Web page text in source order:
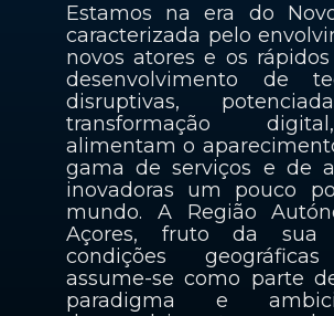
Estamos na era do
caracterizada pelo
novos atores e os
desenvolvimento de
disruptivas,
transformação
alimentam o
gama de serviços e de
inovadoras um pouco
mundo. A Região
Açores, fruto da sua
condições
assume-se como parte
paradigma e